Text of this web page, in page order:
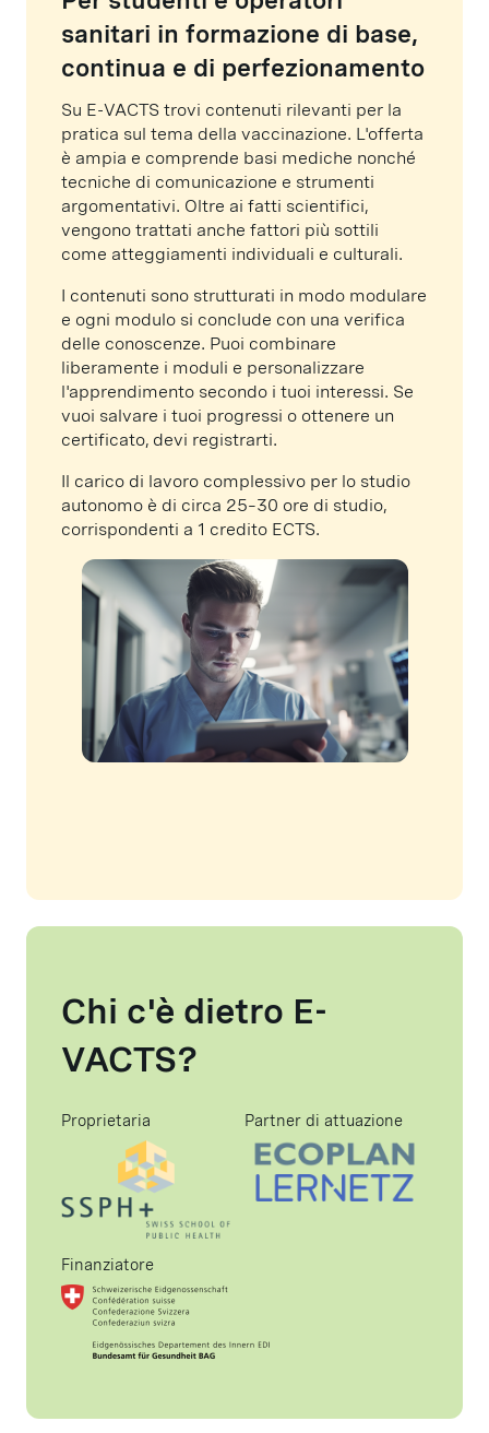
sanitari in formazione di base,
continua e di perfezionamento
Su E-VACTS trovi contenuti rilevanti per la
pratica sul tema della vaccinazione. L'offerta
è ampia e comprende basi mediche nonché
tecniche di comunicazione e strumenti
argomentativi. Oltre ai fatti scientifici,
vengono trattati anche fattori più sottili
come atteggiamenti individuali e culturali.
I contenuti sono strutturati in modo modulare
e ogni modulo si conclude con una verifica
delle conoscenze. Puoi combinare
liberamente i moduli e personalizzare
l'apprendimento secondo i tuoi interessi. Se
vuoi salvare i tuoi progressi o ottenere un
certificato, devi registrarti.
Il carico di lavoro complessivo per lo studio
autonomo è di circa 25–30 ore di studio,
corrispondenti a 1 credito ECTS.
Chi c'è dietro E-
VACTS?
Proprietaria Partner di attuazione
Finanziatore